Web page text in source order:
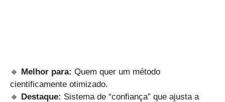
🔹 Melhor para: Quem quer um método
cientificamente otimizado.
🔹 Destaque: Sistema de “confiança” que ajusta a